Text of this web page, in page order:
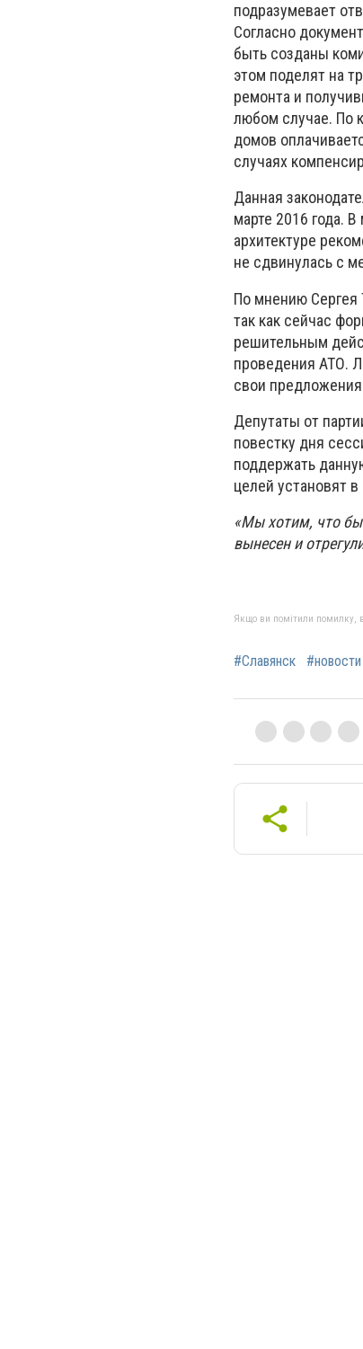
подразумевает
Согласно
быть созданы
этом поделят на
ремонта и
любом случае. По
домов
случаях
Данная
марте 2016 года.
архитектуре
не сдвинулась с
По мнению Сергея
так как сейчас
решительным
проведения АТО.
свои
Депутаты от
повестку дня
поддержать
целей установят
«Мы хотим, что
вынесен и
Якщо ви помітили помилку,
#Славянск #новости